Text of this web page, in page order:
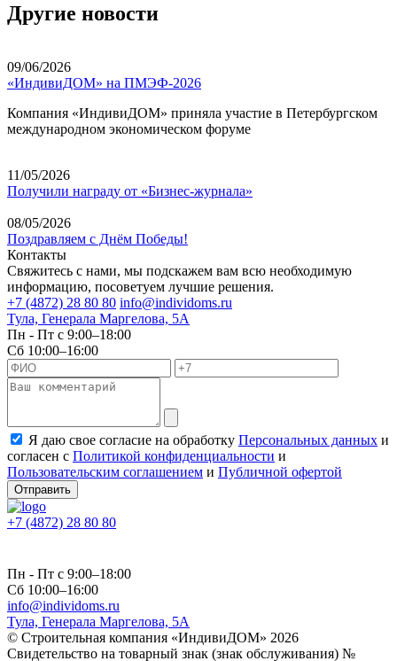
Другие новости
09/06/2026
«ИндивиДОМ» на ПМЭФ-2026
Компания «ИндивиДОМ» приняла участие в Петербургском
международном экономическом форуме
11/05/2026
Получили награду от «Бизнес-журнала»
08/05/2026
Поздравляем с Днём Победы!
Контакты
Свяжитесь с нами, мы подскажем вам всю необходимую
информацию, посоветуем лучшие решения.
+7 (4872) 28 80 80 info@individoms.ru
Тула, Генерала Маргелова, 5А
Пн - Пт с 9:00–18:00
Сб 10:00–16:00
Я даю свое согласие на обработку Персональных данных и
согласен с Политикой конфиденциальности и
Пользовательским соглашением и Публичной офертой
Отправить
+7 (4872) 28 80 80
Пн - Пт с 9:00–18:00
Сб 10:00–16:00
info@individoms.ru
Тула, Генерала Маргелова, 5А
© Строительная компания «ИндивиДОМ» 2026
Свидетельство на товарный знак (знак обслуживания) №